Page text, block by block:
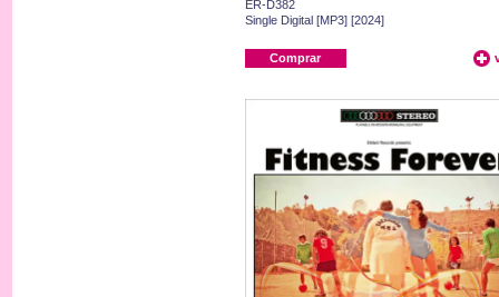
ER-D382
Single Digital [MP3] [2024]
Comprar